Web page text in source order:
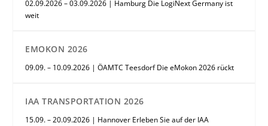
02.09.2026 – 03.09.2026 | Hamburg Die LogiNext Germany ist
weit
EMOKON 2026
09.09. – 10.09.2026 | ÖAMTC Teesdorf Die eMokon 2026 rückt
IAA TRANSPORTATION 2026
15.09. – 20.09.2026 | Hannover Erleben Sie auf der IAA